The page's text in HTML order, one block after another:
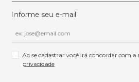
Informe seu e-mail
Ao se cadastrar você irá concordar com a
privacidade